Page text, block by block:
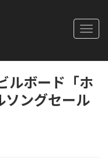
ルボード「ホ
ソングセール